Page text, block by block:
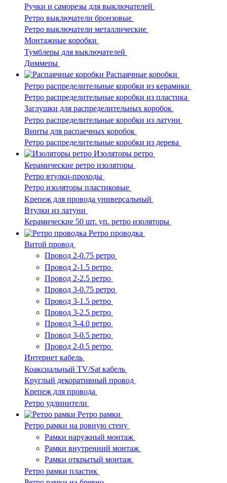
Ручки и саморезы для выключателей
Ретро выключатели бронзовые
Ретро выключатели металлические
Монтажные коробки
Тумблеры для выключателей
Диммеры
Распаячные коробки
Ретро распределительные коробки из керамики
Ретро распределительные коробки из пластика
Заглушки для распределительных коробок
Ретро распределительные коробки из латуни
Винты для распаечных коробок
Ретро распределительные коробки из дерева
Изоляторы ретро
Керамические ретро изоляторы
Ретро втулки-проходы
Ретро изоляторы пластиковые
Крепеж для провода универсальный
Втулки из латуни
Керамические 50 шт. уп. ретро изоляторы
Ретро проводка
Витой провод
Провод 2-0.75 ретро
Провод 2-1.5 ретро
Провод 2-2.5 ретро
Провод 3-0.75 ретро
Провод 3-1.5 ретро
Провод 3-2.5 ретро
Провод 3-4.0 ретро
Провод 3-0.5 ретро
Провод 2-0.5 ретро
Интернет кабель
Коаксиальный TV/Sat кабель
Круглый декоративный провод
Крепеж для провода
Ретро удлинители
Ретро рамки
Ретро рамки на ровную стену
Рамки наружный монтаж
Рамки внутренний монтаж
Рамки открытый монтаж
Ретро рамки пластик